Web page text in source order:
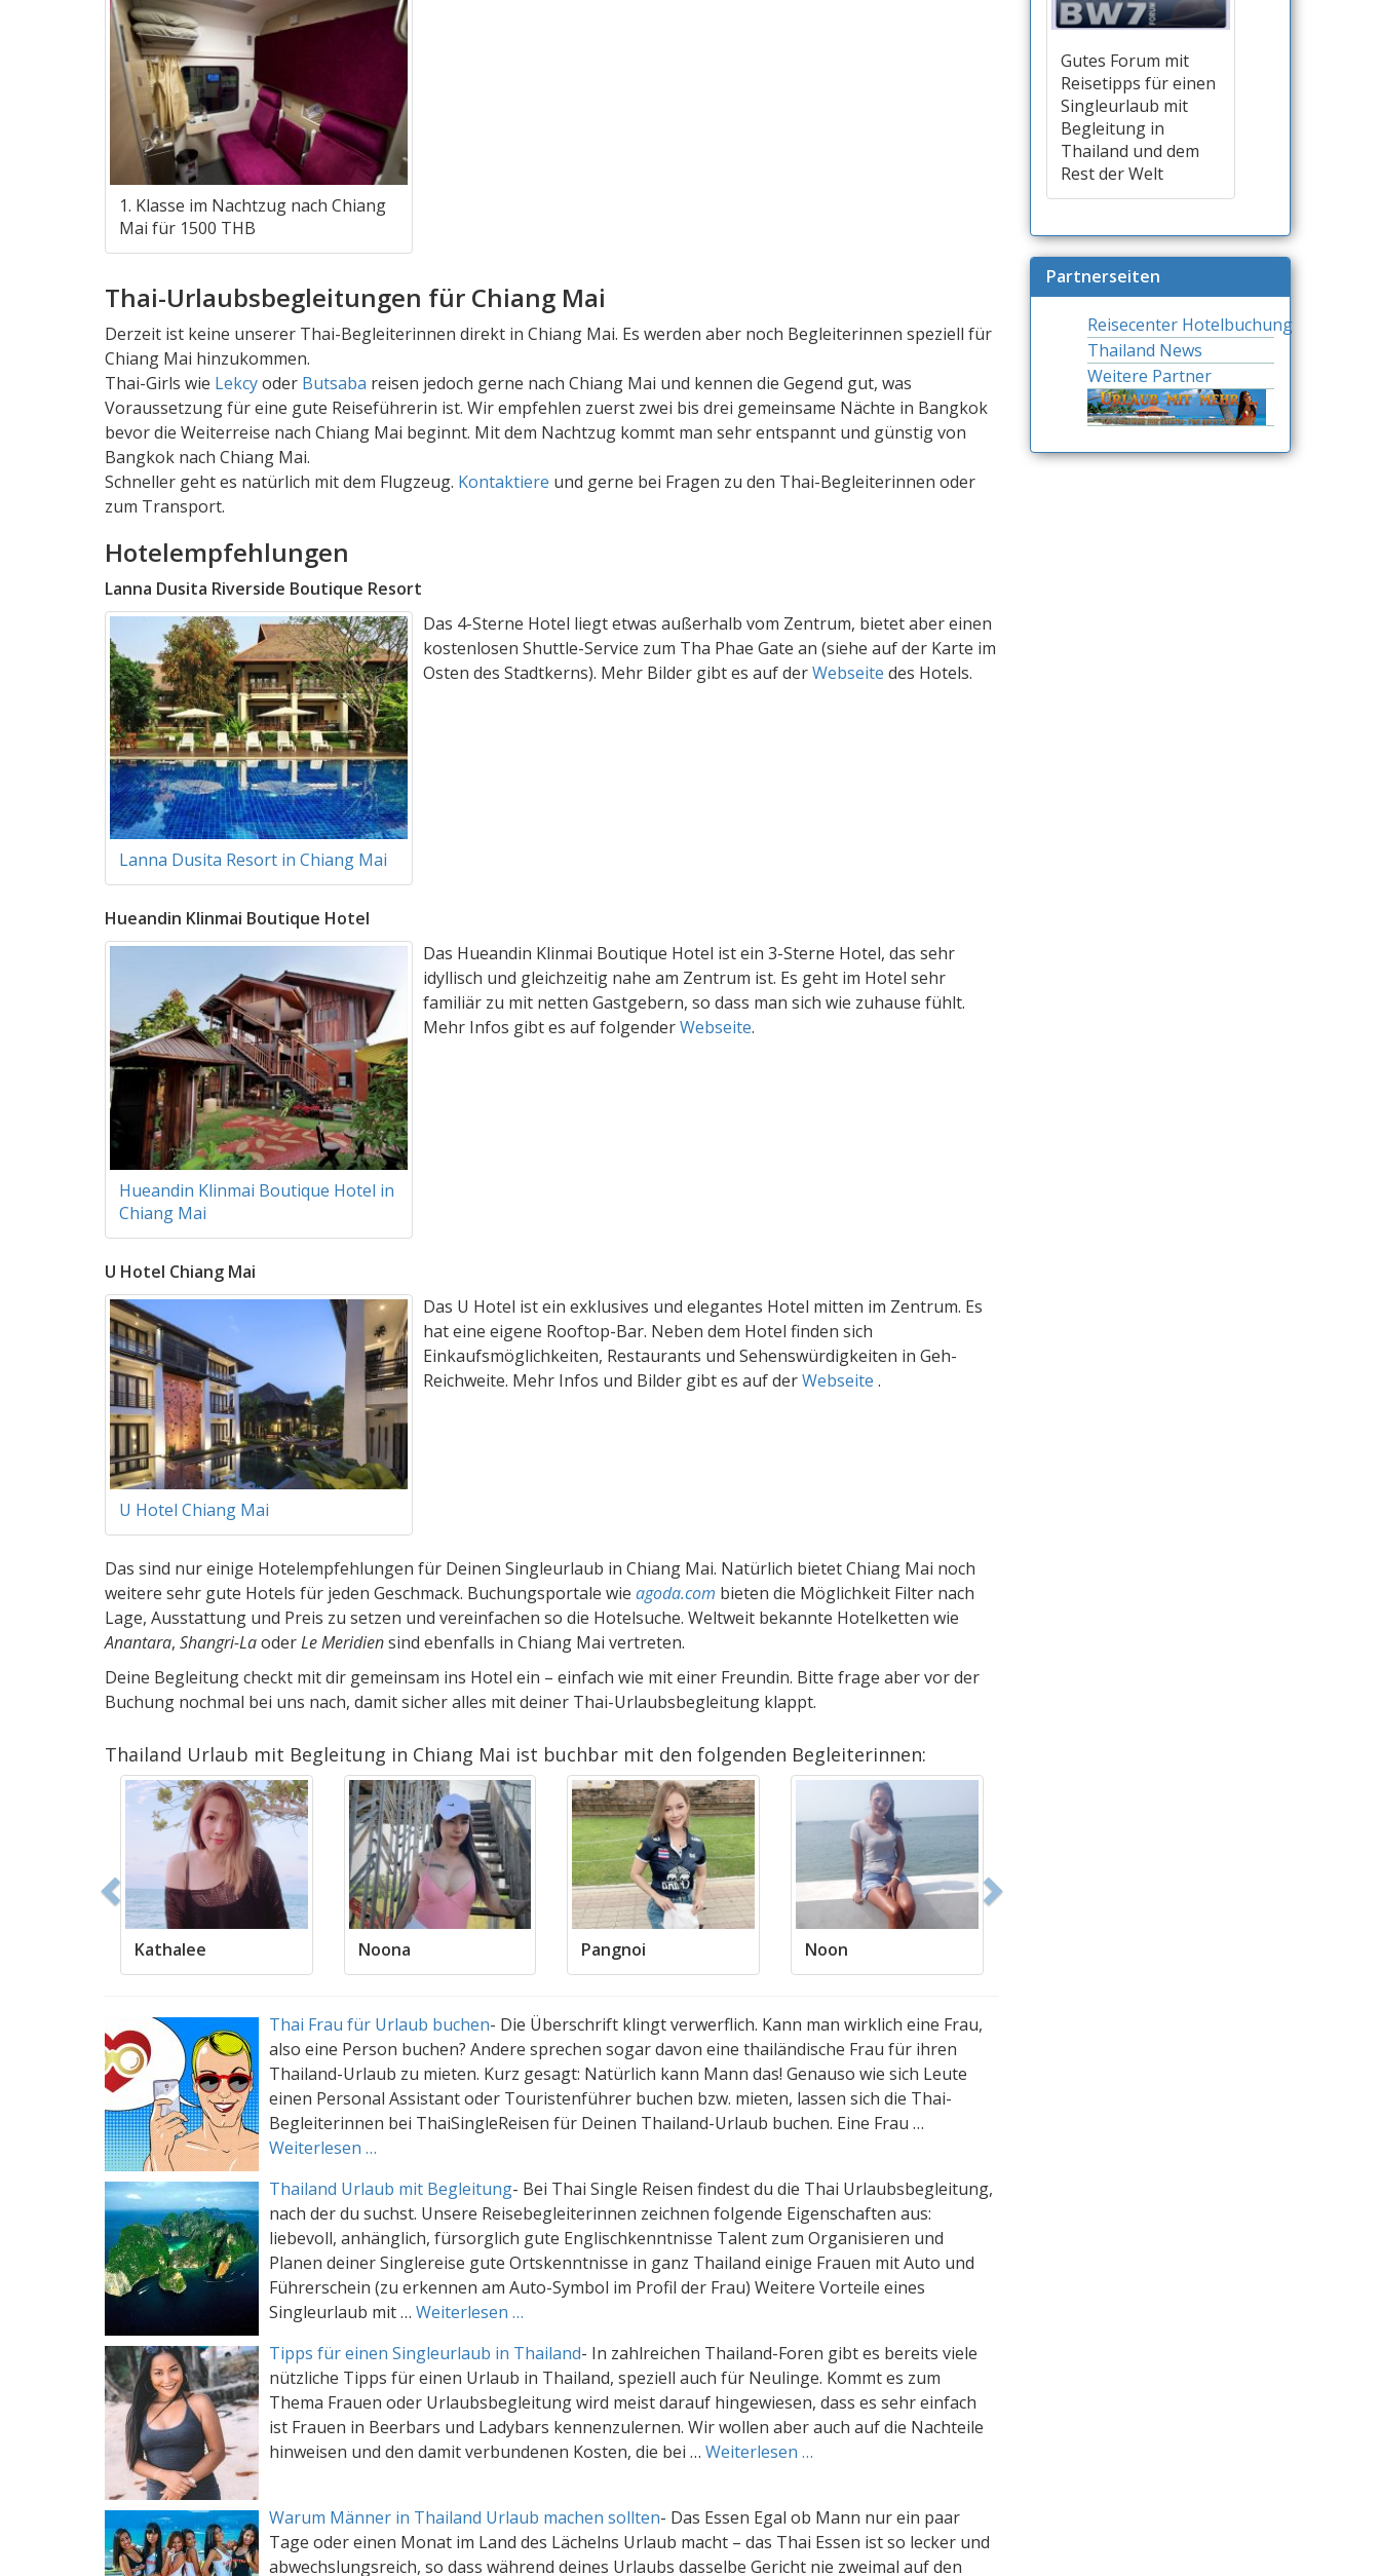
1. Klasse im Nachtzug nach Chiang
Mai für 1500 THB
Thai-Urlaubsbegleitungen für Chiang Mai
Derzeit ist keine unserer Thai-Begleiterinnen direkt in Chiang Mai. Es werden aber noch Begleiterinnen speziell für
Chiang Mai hinzukommen.
Thai-Girls wie Lekcyoder Butsaba reisen jedoch gerne nach Chiang Mai und kennen die Gegend gut, was
Voraussetzung für eine gute Reiseführerin ist. Wir empfehlen zuerst zwei bis drei gemeinsame Nächte in Bangkok
bevor die Weiterreise nach Chiang Mai beginnt. Mit dem Nachtzug kommt man sehr entspannt und günstig von
Bangkok nach Chiang Mai.
Schneller geht es natürlich mit dem Flugzeug. Kontaktiere und gerne bei Fragen zu den Thai-Begleiterinnen oder
zum Transport.
Hotelempfehlungen
Lanna Dusita Riverside Boutique Resort
Lanna Dusita Resort in Chiang Mai
Das 4-Sterne Hotel liegt etwas außerhalb vom Zentrum, bietet aber einen
kostenlosen Shuttle-Service zum Tha Phae Gate an (siehe auf der Karte im
Osten des Stadtkerns). Mehr Bilder gibt es auf derWebseite des Hotels.
Hueandin Klinmai Boutique Hotel
Hueandin Klinmai Boutique Hotel in
Chiang Mai
Das Hueandin Klinmai Boutique Hotel ist ein 3-Sterne Hotel, das sehr
idyllisch und gleichzeitig nahe am Zentrum ist. Es geht im Hotel sehr
familiär zu mit netten Gastgebern, so dass man sich wie zuhause fühlt.
Mehr Infos gibt es auf folgenderWebseite.
U Hotel Chiang Mai
U Hotel Chiang Mai
Das U Hotel ist ein exklusives und elegantes Hotel mitten im Zentrum. Es
hat eine eigene Rooftop-Bar. Neben dem Hotel finden sich
Einkaufsmöglichkeiten, Restaurants und Sehenswürdigkeiten in Geh-
Reichweite. Mehr Infos und Bilder gibt es auf derWebseite .
Das sind nur einige Hotelempfehlungen für Deinen Singleurlaub in Chiang Mai. Natürlich bietet Chiang Mai noch
weitere sehr gute Hotels für jeden Geschmack. Buchungsportale wie agoda.com bieten die Möglichkeit Filter nach
Lage, Ausstattung und Preis zu setzen und vereinfachen so die Hotelsuche. Weltweit bekannte Hotelketten wie
Anantara, Shangri-LaoderLe Meridiensind ebenfalls in Chiang Mai vertreten.
Deine Begleitung checkt mit dir gemeinsam ins Hotel ein – einfach wie mit einer Freundin. Bitte frage aber vor der
Buchung nochmal bei uns nach, damit sicher alles mit deiner Thai-Urlaubsbegleitung klappt.
Thailand Urlaub mit Begleitung in Chiang Mai ist buchbar mit den folgenden Begleiterinnen:
Kathalee Noona Pangnoi Noon
Previous
Thai Frau für Urlaub buchen- Die Überschrift klingt verwerflich. Kann man wirklich eine Frau,
also eine Person buchen? Andere sprechen sogar davon eine thailändische Frau für ihren
Thailand-Urlaub zu mieten. Kurz gesagt: Natürlich kann Mann das! Genauso wie sich Leute
einen Personal Assistant oder Touristenführer buchen bzw. mieten, lassen sich die Thai-
Begleiterinnen bei ThaiSingleReisen für Deinen Thailand-Urlaub buchen. Eine Frau …
Weiterlesen …
Thailand Urlaub mit Begleitung- Bei Thai Single Reisen findest du die Thai Urlaubsbegleitung,
nach der du suchst. Unsere Reisebegleiterinnen zeichnen folgende Eigenschaften aus:
liebevoll, anhänglich, fürsorglich gute Englischkenntnisse Talent zum Organisieren und
Planen deiner Singlereise gute Ortskenntnisse in ganz Thailand einige Frauen mit Auto und
Führerschein (zu erkennen am Auto-Symbol im Profil der Frau) Weitere Vorteile eines
Singleurlaub mit … Weiterlesen …
Tipps für einen Singleurlaub in Thailand- In zahlreichen Thailand-Foren gibt es bereits viele
nützliche Tipps für einen Urlaub in Thailand, speziell auch für Neulinge. Kommt es zum
Thema Frauen oder Urlaubsbegleitung wird meist darauf hingewiesen, dass es sehr einfach
ist Frauen in Beerbars und Ladybars kennenzulernen. Wir wollen aber auch auf die Nachteile
hinweisen und den damit verbundenen Kosten, die bei … Weiterlesen …
Warum Männer in Thailand Urlaub machen sollten- Das Essen Egal ob Mann nur ein paar
Tage oder einen Monat im Land des Lächelns Urlaub macht – das Thai Essen ist so lecker und
abwechslungsreich, so dass während deines Urlaubs dasselbe Gericht nie zweimal auf den
Gutes Forum mit
Reisetipps für einen
Singleurlaub mit
Begleitung in
Thailand und dem
Rest der Welt
Partnerseiten
Reisecenter Hotelbuchung
Thailand News
Weitere Partner